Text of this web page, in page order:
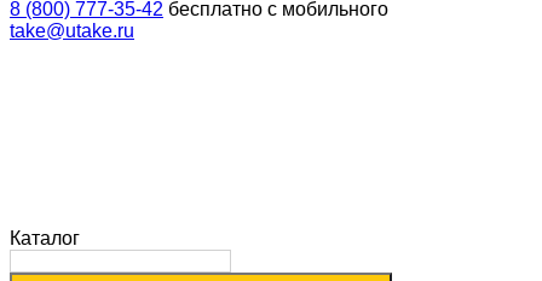
8 (800) 777-35-42 бесплатно с мобильного
take@utake.ru
Каталог